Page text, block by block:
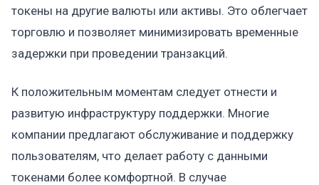
токены на другие валюты или активы. Это облегчает
торговлю и позволяет минимизировать временные
задержки при проведении транзакций.
К положительным моментам следует отнести и
развитую инфраструктуру поддержки. Многие
компании предлагают обслуживание и поддержку
пользователям, что делает работу с данными
токенами более комфортной. В случае